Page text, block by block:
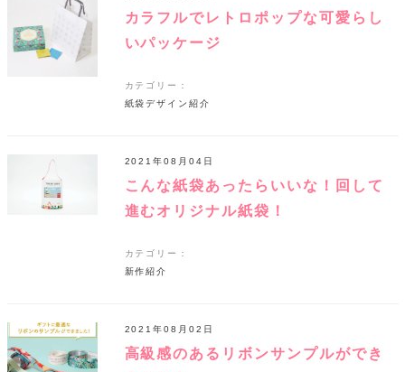
カラフルでレトロポップな可愛らし
いパッケージ
カテゴリー：
紙袋デザイン紹介
こんな紙袋あったらいいな！回して
進むオリジナル紙袋！
2021年08月04日
カテゴリー：
新作紹介
高級感のあるリボンサンプルができ
2021年08月02日